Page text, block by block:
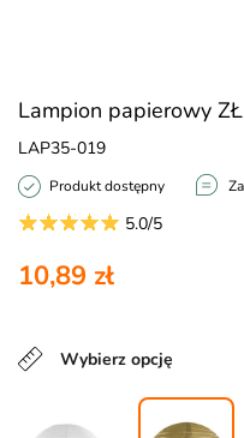
Lampion papierowy
LAP35-019
Produkt dostępny
5.0/5
10,89 zł
Wybierz opcję